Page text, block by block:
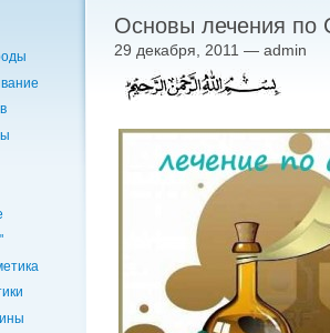
Основы лечения по
29 декабря, 2011 — admin